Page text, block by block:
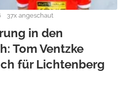
37x angeschaut
in den
Tom Ventzke
für Lichtenberg